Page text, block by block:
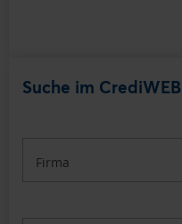
Suche im CrediWEB
Firma